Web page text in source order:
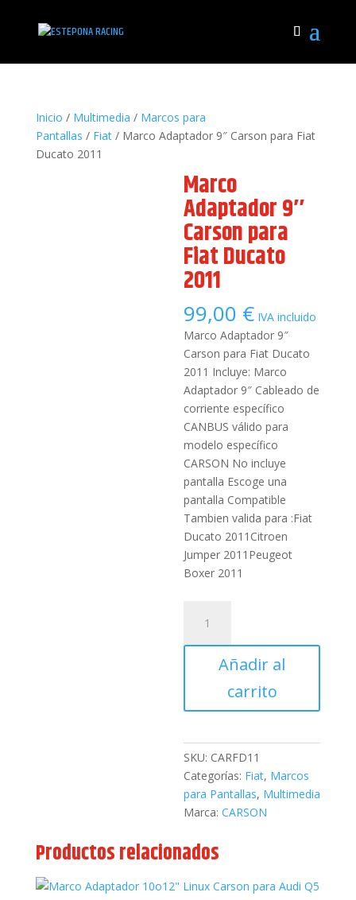
Inicio / Multimedia / Marcos para
Pantallas / Fiat/ Marco Adaptador 9″ Carson para Fiat
Ducato 2011
Marco
Adaptador 9″
Carson para
Fiat Ducato
2011
99,00 € IVA incluido
Marco Adaptador 9″
Carson para Fiat Ducato
2011 Incluye: Marco
Adaptador 9″ Cableado de
corriente específico
CANBUS válido para
modelo específico
CARSON No incluye
pantalla Escoge una
pantalla Compatible
Tambien valida para :Fiat
Ducato 2011Citroen
Jumper 2011Peugeot
Boxer 2011
Adaptador
9"
Carson
cantidad
Añadir al
carrito
SKU: CARFD11
Categorías: Fiat, Marcos
para Pantallas, Multimedia
Marca:CARSON
Productos relacionados